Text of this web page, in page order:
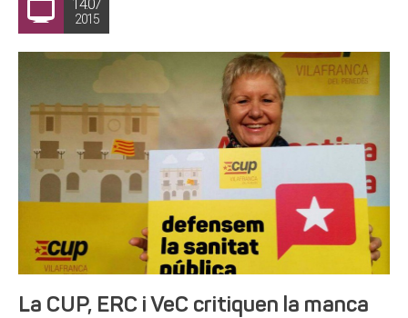
14.07
2015
La CUP, ERC i VeC critiquen la manca